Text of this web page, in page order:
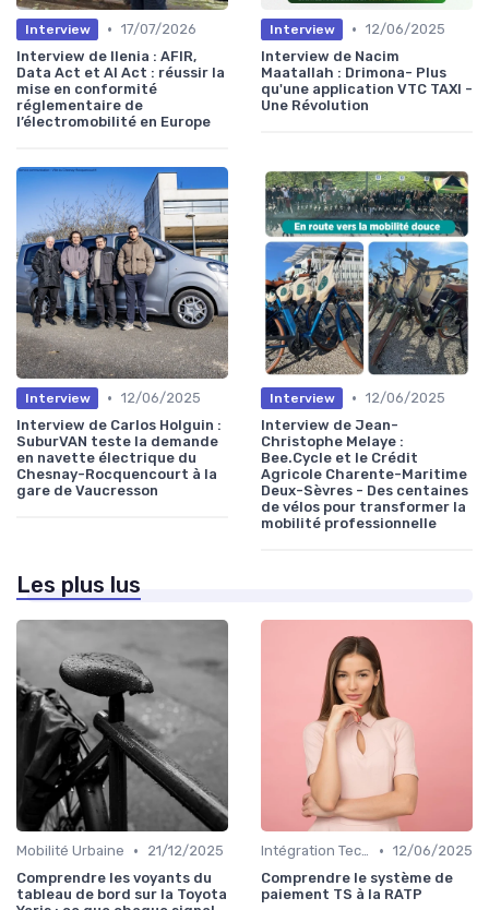
Interview • 17/07/2026
Interview de Ilenia : AFIR,
Data Act et AI Act : réussir la
mise en conformité
réglementaire de
l’électromobilité en Europe
Interview • 12/06/2025
Interview de Nacim
Maatallah : Drimona- Plus
qu'une application VTC TAXI -
Une Révolution
Interview • 12/06/2025
Interview de Carlos Holguin :
SuburVAN teste la demande
en navette électrique du
Chesnay-Rocquencourt à la
gare de Vaucresson
Interview • 12/06/2025
Interview de Jean-
Christophe Melaye :
Bee.Cycle et le Crédit
Agricole Charente-Maritime
Deux-Sèvres - Des centaines
de vélos pour transformer la
mobilité professionnelle
Les plus lus
Mobilité Urbaine •
21/12/2025
Comprendre les voyants du
tableau de bord sur la Toyota
Intégration Technologique • 12/06/2025
Comprendre le système de
paiement TS à la RATP